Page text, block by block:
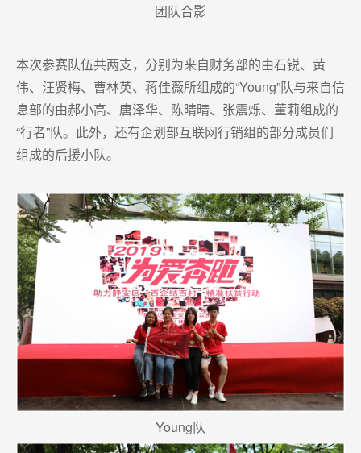
团队合影
本次参赛队伍共两支，分别为来自财务部的由石锐、黄
伟、汪贤梅、曹林英、蒋佳薇所组成的“Young”队与来自信
息部的由郝小高、唐泽华、陈晴晴、张震烁、董莉组成的
“行者”队。此外，还有企划部互联网行销组的部分成员们
组成的后援小队。
Young队